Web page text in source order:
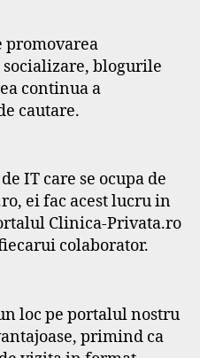
promovarea
blogurile
continua a
cautare.
IT care se ocupa de
ei fac acest lucru in
Clinica-Privata.ro
colaborator.
loc pe portalul nostru
primind ca